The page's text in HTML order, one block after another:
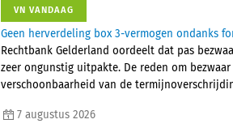
VN VANDAAG
Geen herverdeling box 3-vermogen ondanks
Rechtbank Gelderland oordeelt dat pas
zeer ongunstig uitpakte. De reden om
verschoonbaarheid van de
7 augustus 2026